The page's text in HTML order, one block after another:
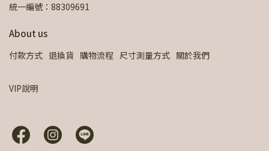
統一編號：88309691
About us
付款方式 退換貨 購物流程 尺寸測量方式 關於我們
VIP說明